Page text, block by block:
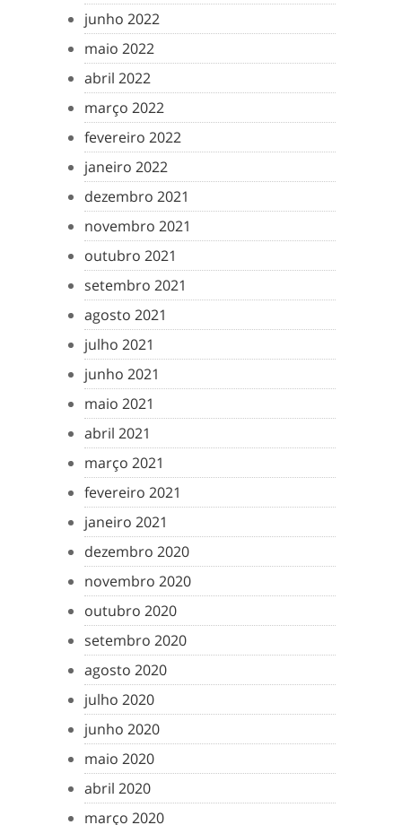
junho 2022
maio 2022
abril 2022
março 2022
fevereiro 2022
janeiro 2022
dezembro 2021
novembro 2021
outubro 2021
setembro 2021
agosto 2021
julho 2021
junho 2021
maio 2021
abril 2021
março 2021
fevereiro 2021
janeiro 2021
dezembro 2020
novembro 2020
outubro 2020
setembro 2020
agosto 2020
julho 2020
junho 2020
maio 2020
abril 2020
março 2020